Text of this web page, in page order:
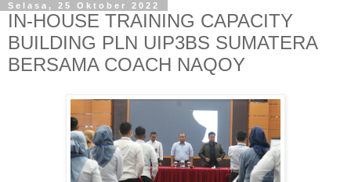
Selasa, 25 Oktober 2022
IN-HOUSE TRAINING CAPACITY
BUILDING PLN UIP3BS SUMATERA
BERSAMA COACH NAQOY